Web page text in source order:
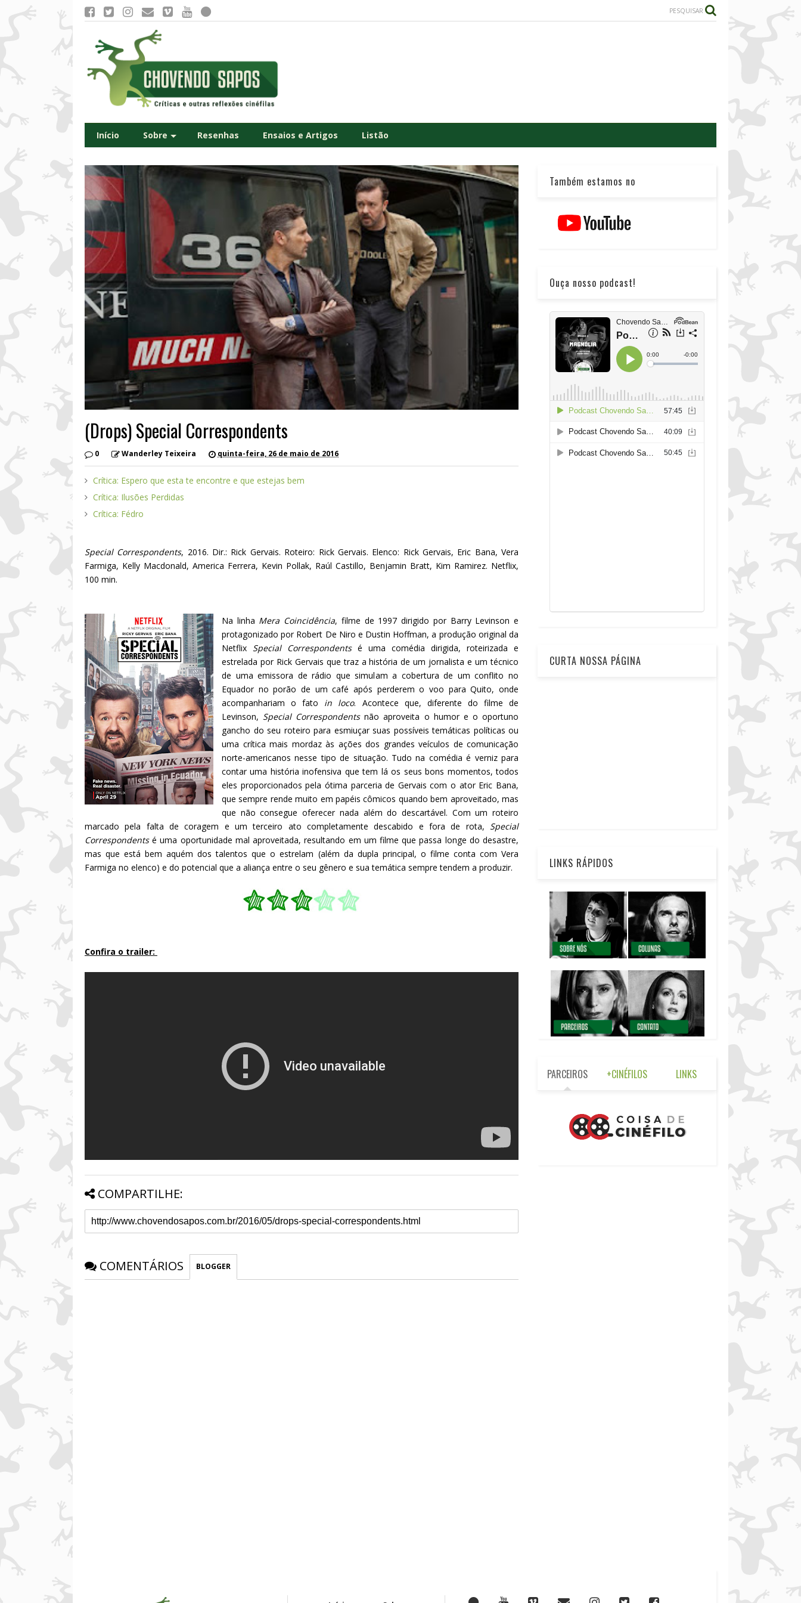
PESQUISAR
Início Sobre Resenhas Ensaios e Artigos Listão
(Drops) Special Correspondents
0 Wanderley Teixeira quinta-feira, 26 de maio de 2016
Crítica: Espero que esta te encontre e que estejas bem
Crítica: Ilusões Perdidas
Crítica: Fédro
Special Correspondents, 2016. Dir.: Rick Gervais. Roteiro: Rick Gervais. Elenco: Rick Gervais, Eric Bana, Vera
Farmiga, Kelly Macdonald, America Ferrera, Kevin Pollak, Raúl Castillo, Benjamin Bratt, Kim Ramirez. Netflix,
100 min.
Na linha Mera Coincidência, filme de 1997 dirigido por Barry Levinson e
protagonizado por Robert De Niro e Dustin Hoffman, a produção original da
Netflix Special Correspondents é uma comédia dirigida, roteirizada e
estrelada por Rick Gervais que traz a história de um jornalista e um técnico
de uma emissora de rádio que simulam a cobertura de um conflito no
Equador no porão de um café após perderem o voo para Quito, onde
acompanhariam o fato in loco. Acontece que, diferente do filme de
Levinson, Special Correspondentsnão aproveita o humor e o oportuno
gancho do seu roteiro para esmiuçar suas possíveis temáticas políticas ou
uma crítica mais mordaz às ações dos grandes veículos de comunicação
norte-americanos nesse tipo de situação. Tudo na comédia é verniz para
contar uma história inofensiva que tem lá os seus bons momentos, todos
eles proporcionados pela ótima parceria de Gervais com o ator Eric Bana,
que sempre rende muito em papéis cômicos quando bem aproveitado, mas
que não consegue oferecer nada além do descartável. Com um roteiro
marcado pela falta de coragem e um terceiro ato completamente descabido e fora de rota, Special
Correspondentsé uma oportunidade mal aproveitada, resultando em um filme que passa longe do desastre,
mas que está bem aquém dos talentos que o estrelam (além da dupla principal, o filme conta com Vera
Farmiga no elenco) e do potencial que a aliança entre o seu gênero e sua temática sempre tendem a produzir.
Confira o trailer:
COMPARTILHE:
COMENTÁRIOS BLOGGER
Também estamos no
Ouça nosso podcast!
CURTA NOSSA PÁGINA
LINKS RÁPIDOS
PARCEIROS +CINÉFILOS LINKS